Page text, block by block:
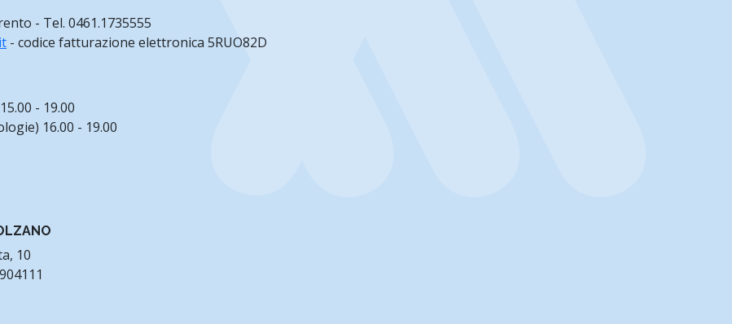
- Tel. 0461.1735555
- codice fatturazione elettronica 5RUO82D
- 19.00
16.00 - 19.00
10